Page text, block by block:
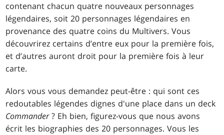
contenant chacun quatre nouveaux personnages
légendaires, soit 20 personnages légendaires en
provenance des quatre coins du Multivers. Vous
découvrirez certains d’entre eux pour la première fois,
et d’autres auront droit pour la première fois à leur
carte.
Alors vous vous demandez peut-être : qui sont ces
redoutables légendes dignes d'une place dans un deck
Commander? Eh bien, figurez-vous que nous avons
écrit les biographies des 20 personnages. Vous les